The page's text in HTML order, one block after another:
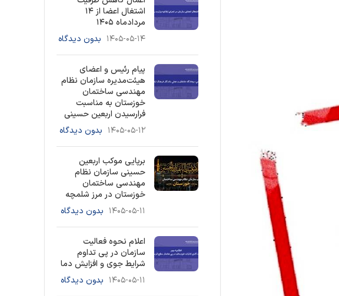
اشتغال اعضا از ۱۴
مردادماه ۱۴۰۵
۱۴۰۵-۰۵-۱۴ بدون دیدگاه
پیام رئیس و اعضای
هیئت‌مدیره سازمان نظام
مهندسی ساختمان
خوزستان به مناسبت
فرارسیدن اربعین حسینی
۱۴۰۵-۰۵-۱۲ بدون دیدگاه
برپایی موکب اربعین
حسینی سازمان نظام
مهندسی ساختمان
خوزستان در مرز شلمچه
۱۴۰۵-۰۵-۱۱ بدون دیدگاه
اعلام نحوه فعالیت
سازمان در پی تداوم
شرایط جوی و افزایش دما
۱۴۰۵-۰۵-۱۱ بدون دیدگاه